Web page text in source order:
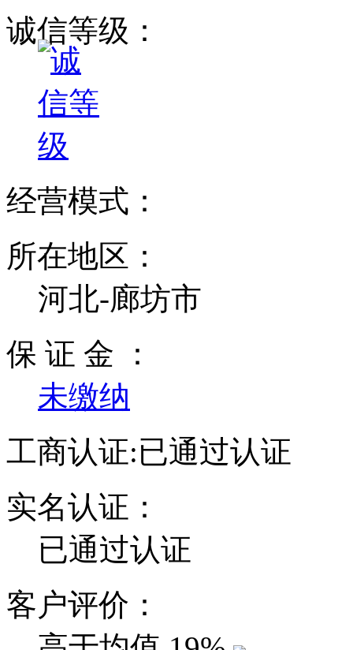
诚信等级：
经营模式：
所在地区：
河北-廊坊市
保 证 金 ：
未缴纳
工商认证:已通过认证
实名认证：
已通过认证
客户评价：